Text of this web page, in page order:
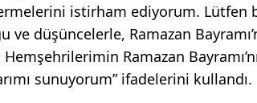
istirham ediyorum. Lütfen
düşüncelerle, Ramazan
Hemşehrilerimin Ramazan
sunuyorum” ifadelerini kullandı.